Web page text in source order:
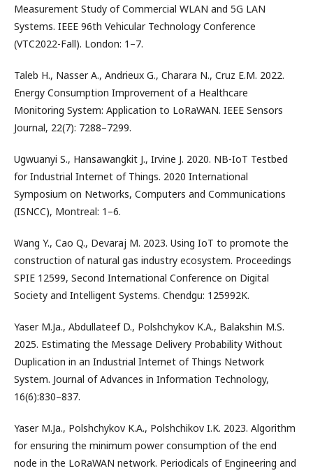
Measurement Study of Commercial WLAN and 5G LAN
Systems. IEEE 96th Vehicular Technology Conference
(VTC2022-Fall). London: 1–7.
Taleb H., Nasser A., Andrieux G., Charara N., Cruz E.M. 2022.
Energy Consumption Improvement of a Healthcare
Monitoring System: Application to LoRaWAN. IEEE Sensors
Journal, 22(7): 7288–7299.
Ugwuanyi S., Hansawangkit J., Irvine J. 2020. NB-IoT Testbed
for Industrial Internet of Things. 2020 International
Symposium on Networks, Computers and Communications
(ISNCC), Montreal: 1–6.
Wang Y., Cao Q., Devaraj M. 2023. Using IoT to promote the
construction of natural gas industry ecosystem. Proceedings
SPIE 12599, Second International Conference on Digital
Society and Intelligent Systems. Chendgu: 125992K.
Yaser M.Ja., Abdullateef D., Polshchykov K.A., Balakshin M.S.
2025. Estimating the Message Delivery Probability Without
Duplication in an Industrial Internet of Things Network
System. Journal of Advances in Information Technology,
16(6):830–837.
Yaser M.Ja., Polshchykov K.A., Polshchikov I.K. 2023. Algorithm
for ensuring the minimum power consumption of the end
node in the LoRaWAN network. Periodicals of Engineering and